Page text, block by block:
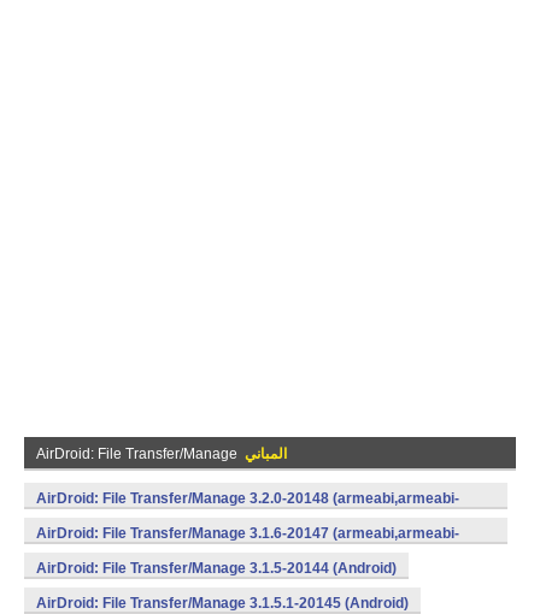
AirDroid: File Transfer/Manage المباني
AirDroid: File Transfer/Manage 3.2.0-20148 (armeabi,armeabi-
v7a,mips,x86) (Android)
AirDroid: File Transfer/Manage 3.1.6-20147 (armeabi,armeabi-
v7a,mips,x86) (Android)
AirDroid: File Transfer/Manage 3.1.5-20144 (Android)
AirDroid: File Transfer/Manage 3.1.5.1-20145 (Android)